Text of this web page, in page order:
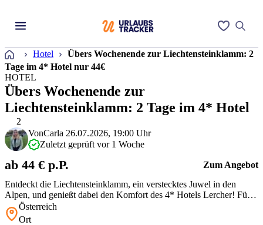
Startseite
Hotel
Übers Wochenende zur Liechtensteinklamm: 2
Tage im 4* Hotel nur 44€
2
HOTEL
Übers Wochenende zur
Liechtensteinklamm: 2 Tage im 4* Hotel
Entdeckt die Liechtensteinklamm, ein verstecktes Juwel in den
Alpen, und genießt dabei den Komfort des 4* Hotels Lercher! Für
Naturfreunde und Wellnessliebhaber ist dieses Wochenende genau
richtig: entspannter Wellnessbereich, köstliche Mahlzeiten im
VonCarla 26.07.2026, 19:00 Uhr
Zuletzt geprüft vor 1 Woche
ab 44 € p.P. Zum Angebot
Österreich
Ort